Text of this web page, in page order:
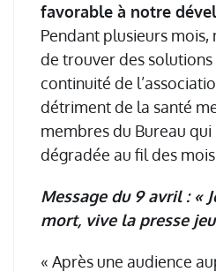
favorable à notre
Pendant plusieurs mois,
de trouver des
continuité de
détriment de la santé
membres du Bureau qui
dégradée au fil des
Message du 9 avril : «
mort, vive la presse
« Après une audience